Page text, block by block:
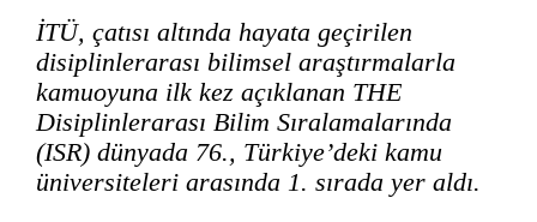
İTÜ, çatısı altında hayata geçirilen
disiplinlerarası bilimsel araştırmalarla
kamuoyuna ilk kez açıklanan THE
Disiplinlerarası Bilim Sıralamalarında
(ISR) dünyada 76., Türkiye’deki kamu
üniversiteleri arasında 1. sırada yer aldı.